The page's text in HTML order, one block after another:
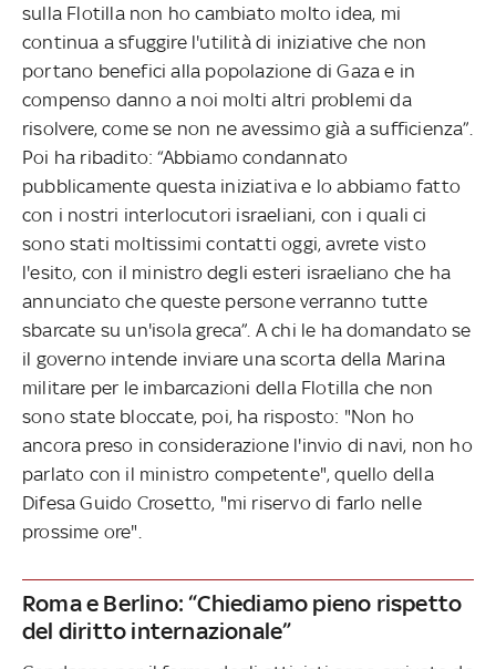
sulla Flotilla non ho cambiato molto idea, mi
continua a sfuggire l'utilità di iniziative che non
portano benefici alla popolazione di Gaza e in
compenso danno a noi molti altri problemi da
risolvere, come se non ne avessimo già a sufficienza”.
Poi ha ribadito: “Abbiamo condannato
pubblicamente questa iniziativa e lo abbiamo fatto
con i nostri interlocutori israeliani, con i quali ci
sono stati moltissimi contatti oggi, avrete visto
l'esito, con il ministro degli esteri israeliano che ha
annunciato che queste persone verranno tutte
sbarcate su un'isola greca”. A chi le ha domandato se
il governo intende inviare una scorta della Marina
militare per le imbarcazioni della Flotilla che non
sono state bloccate, poi, ha risposto: "Non ho
ancora preso in considerazione l'invio di navi, non ho
parlato con il ministro competente", quello della
Difesa Guido Crosetto, "mi riservo di farlo nelle
prossime ore".
Roma e Berlino: “Chiediamo pieno rispetto
del diritto internazionale”